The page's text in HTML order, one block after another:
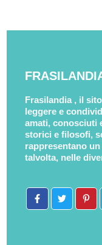
Frasilandia , il
leggere e
amati, conosciuti
storici e filosofi,
rappresentano
talvolta, nelle